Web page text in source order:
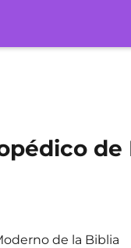
de
de la Biblia